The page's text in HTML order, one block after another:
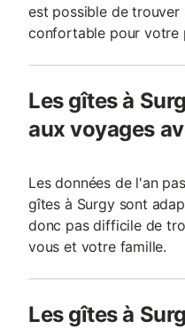
est possible de
confortable pour votre
Les gîtes à
aux voyages
Les données de l'an
gîtes à Surgy sont
donc pas difficile de
vous et votre famille.
Les gîtes à